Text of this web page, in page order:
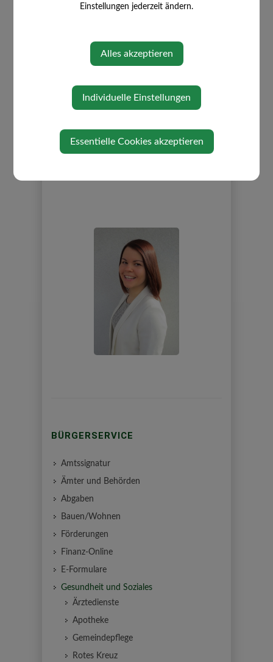
173421100255465/
Julia Hauß, BSc MA (Arbeitskreisleiterin)
julia_stamminger@hotmail.com
BÜRGERSERVICE
Amtssignatur
Ämter und Behörden
Abgaben
Bauen/Wohnen
Förderungen
Finanz-Online
E-Formulare
Gesundheit und Soziales
Ärztedienste
Apotheke
Gemeindepflege
Rotes Kreuz
Einstellungen jederzeit ändern.
Alles akzeptieren
Individuelle Einstellungen
Essentielle Cookies akzeptieren